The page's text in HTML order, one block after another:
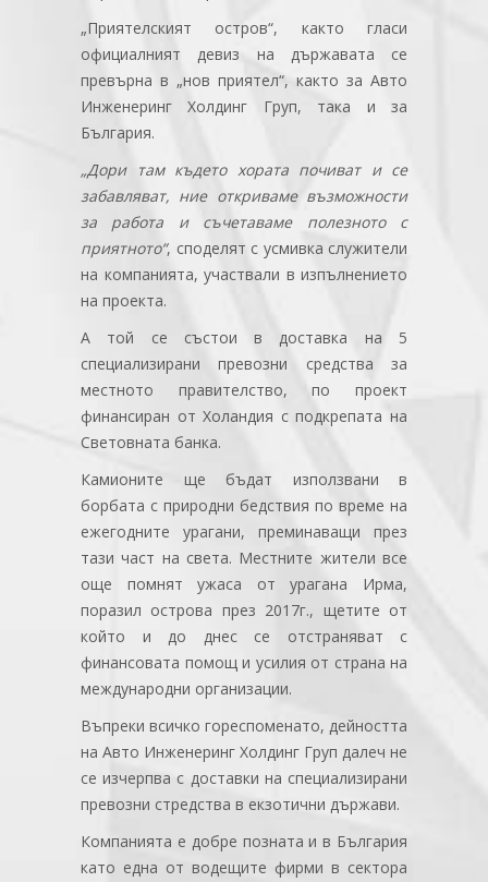
„Приятелският остров“, както гласи
официалният девиз на държавата се
превърна в „нов приятел“, както за Авто
Инженеринг Холдинг Груп, така и за
България.
„Дори там където хората почиват и се
забавляват, ние откриваме възможности
за работа и съчетаваме полезното с
приятното“, споделят с усмивка служители
на компанията, участвали в изпълнението
на проекта.
А той се състои в доставка на 5
специализирани превозни средства за
местното правителство, по проект
финансиран от Холандия с подкрепата на
Световната банка.
Камионите ще бъдат използвани в
борбата с природни бедствия по време на
ежегодните урагани, преминаващи през
тази част на света. Местните жители все
още помнят ужаса от урагана Ирма,
поразил острова през 2017г., щетите от
който и до днес се отстраняват с
финансовата помощ и усилия от страна на
международни организации.
Въпреки всичко гореспоменато, дейността
на Авто Инженеринг Холдинг Груп далеч не
се изчерпва с доставки на специализирани
превозни стредства в екзотични държави.
Компанията е добре позната и в България
като една от водещите фирми в сектора